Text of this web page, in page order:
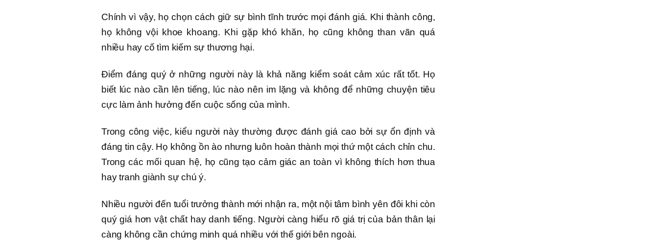
Chính vì vậy, họ chọn cách giữ sự bình tĩnh trước mọi đánh giá. Khi thành công,
họ không vội khoe khoang. Khi gặp khó khăn, họ cũng không than vãn quá
nhiều hay cố tìm kiếm sự thương hại.
Điểm đáng quý ở những người này là khả năng kiểm soát cảm xúc rất tốt. Họ
biết lúc nào cần lên tiếng, lúc nào nên im lặng và không để những chuyện tiêu
cực làm ảnh hưởng đến cuộc sống của mình.
Trong công việc, kiểu người này thường được đánh giá cao bởi sự ổn định và
đáng tin cậy. Họ không ồn ào nhưng luôn hoàn thành mọi thứ một cách chỉn chu.
Trong các mối quan hệ, họ cũng tạo cảm giác an toàn vì không thích hơn thua
hay tranh giành sự chú ý.
Nhiều người đến tuổi trưởng thành mới nhận ra, một nội tâm bình yên đôi khi còn
quý giá hơn vật chất hay danh tiếng. Người càng hiểu rõ giá trị của bản thân lại
càng không cần chứng minh quá nhiều với thế giới bên ngoài.